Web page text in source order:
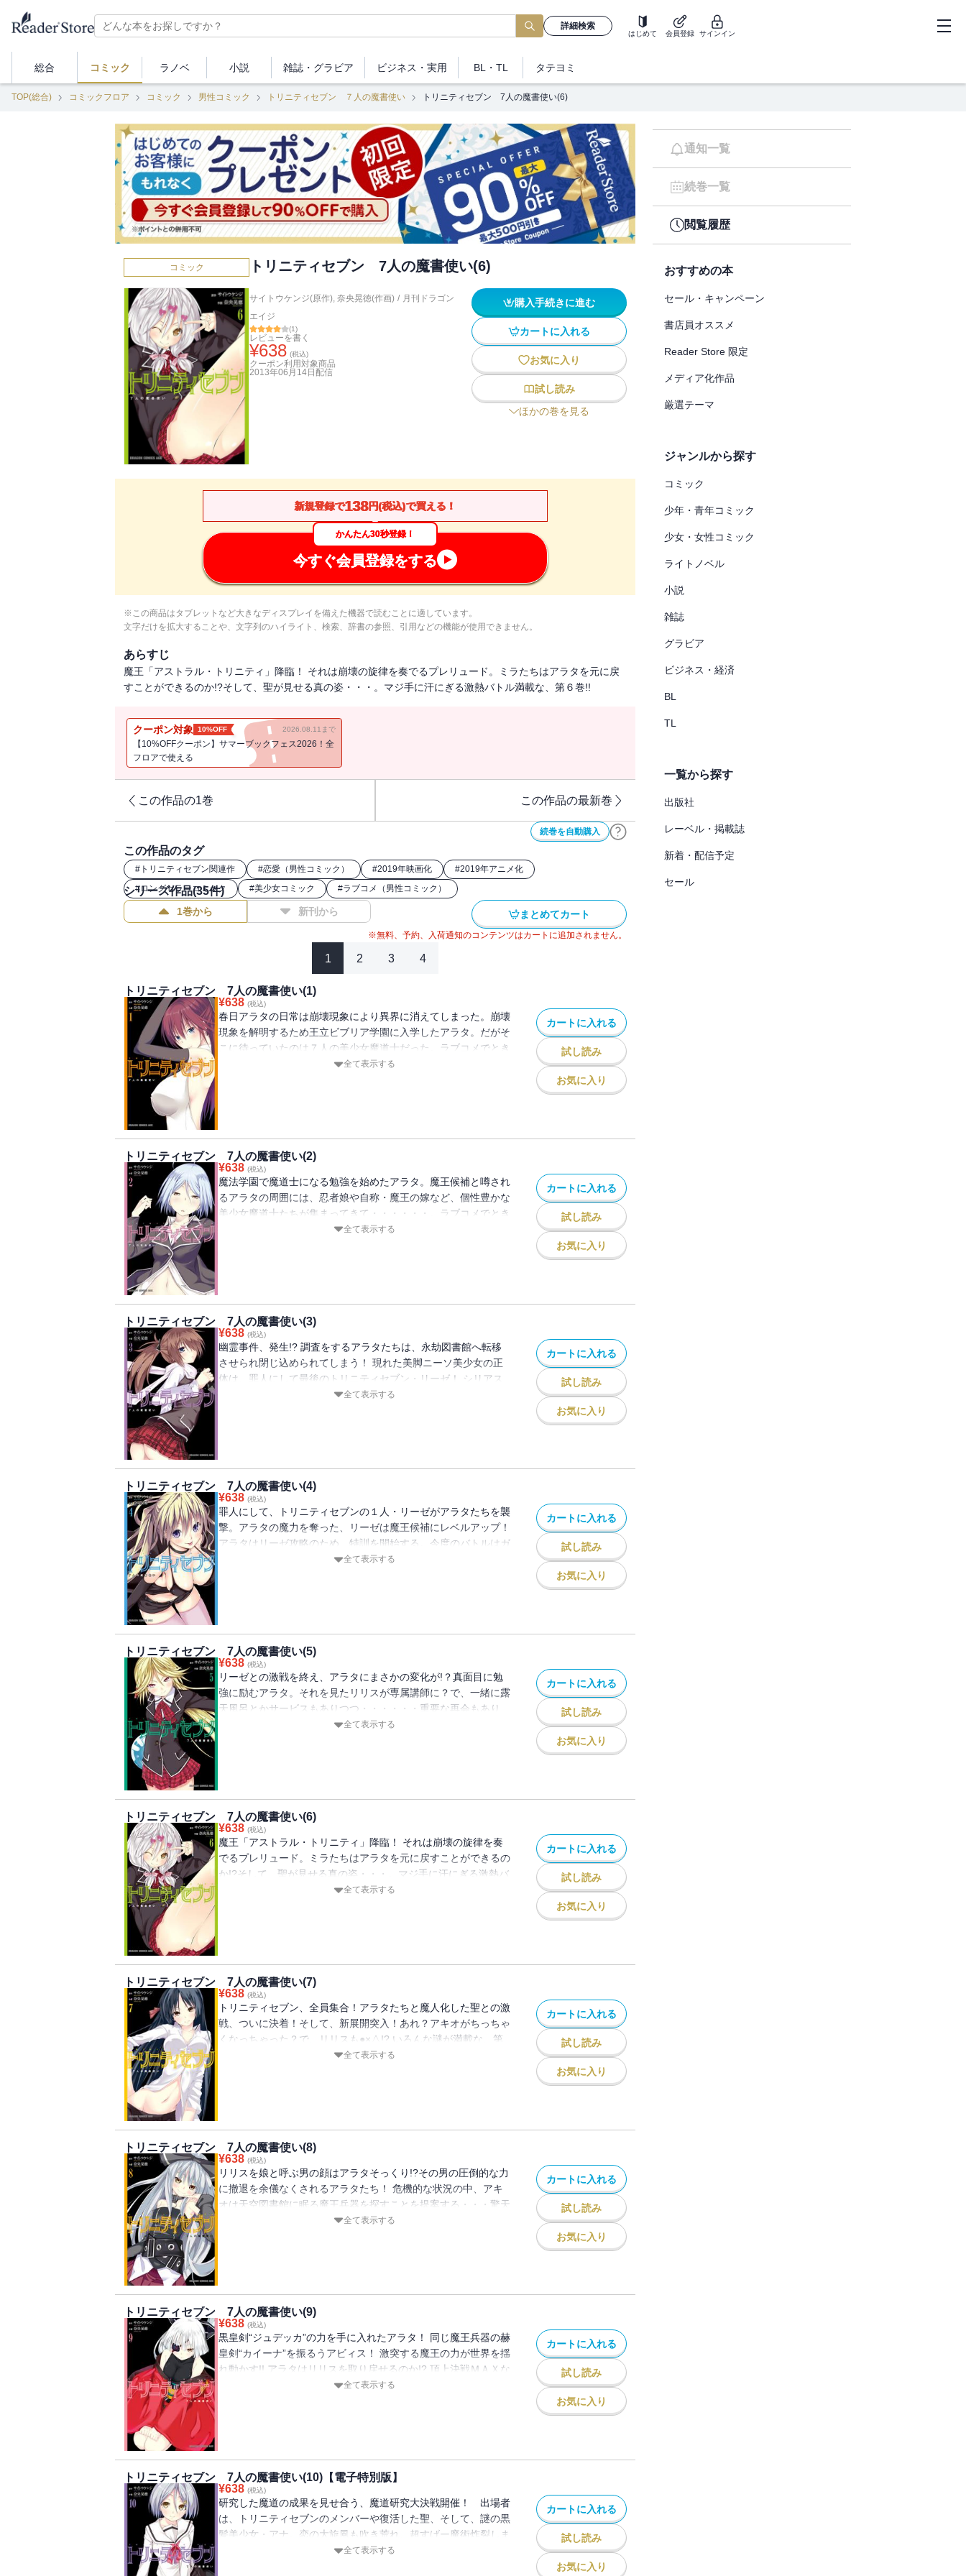
詳細検索
はじめて 会員登録 サインイン
総合 コミック ラノベ 小説 雑誌・ グラビア ビジネス ・実用 BL・TL タテヨミ
TOP(総合) コミックフロア コミック 男性コミック トリニティセブン ７人の魔書使い トリニティセブン 7人の魔書使い(6)
コミック トリニティセブン 7人の魔書使い(6)
サイトウケンジ(原作), 奈央晃徳(作画) / 月刊ドラゴン
エイジ
(1)
レビューを書く
¥638 (税込)
クーポン利用対象商品
2013年06月14日 配信
購入手続きに進む
カートに入れる
お気に入り
試し読み
ほかの巻を見る
新規登録で138円(税込)で買える！
かんたん30秒登録！
今すぐ会員登録をする
※この商品はタブレットなど大きなディスプレイを備えた機器で読むことに適しています。
文字だけを拡大することや、文字列のハイライト、検索、辞書の参照、引用などの機能が使用できません。
あらすじ
魔王「アストラル・トリニティ」降臨！ それは崩壊の旋律を奏でるプレリュード。ミラたちはアラタを元に戻
すことができるのか!?そして、聖が見せる真の姿・・・。マジ手に汗にぎる激熱バトル満載な、第６巻!!
クーポン対象 10%OFF 2026.08.11まで
【10%OFFクーポン】サマーブックフェス2026！全
フロアで使える
この作品の1巻 この作品の最新巻
続巻を自動購入
この作品のタグ
# トリニティセブン関連作 #恋愛（男性コミック） #2019年映画化 #2019年アニメ化
#ロングセラーコミック #美少女コミック #ラブコメ（男性コミック）
シリーズ作品(35件)
1巻から 新刊から まとめてカート
※無料、予約、入荷通知のコンテンツはカートに追加されません。
1 2 3 4
トリニティセブン 7人の魔書使い(1)
¥638 (税込)
春日アラタの日常は崩壊現象により異界に消えてしまった。崩壊
現象を解明するため王立ビブリア学園に入学したアラタ。だがそ
こに待っていたのは７人の美少女魔道士だった。ラブコメでとき
どきシリアスな魔法学園物語全て表示する
カートに入れる
試し読み
お気に入り
トリニティセブン 7人の魔書使い(2)
¥638 (税込)
魔法学園で魔道士になる勉強を始めたアラタ。魔王候補と噂され
るアラタの周囲には、忍者娘や自称・魔王の嫁など、個性豊かな
美少女魔道士たちが集まってきて・・・・・・。ラブコメでとき
どきシリアスな魔法学園物語。全て表示する
カートに入れる
試し読み
お気に入り
トリニティセブン 7人の魔書使い(3)
¥638 (税込)
幽霊事件、発生!? 調査をするアラタたちは、永劫図書館へ転移
させられ閉じ込められてしまう！ 現れた美脚ニーソ美少女の正
体は、罪人にして最後のトリニティセブン・リーゼ！ シリアス
展開突入でドキドキも全開!?全て表示する
カートに入れる
試し読み
お気に入り
トリニティセブン 7人の魔書使い(4)
¥638 (税込)
罪人にして、トリニティセブンの１人・リーゼがアラタたちを襲
撃。アラタの魔力を奪った、リーゼは魔王候補にレベルアップ！
アラタはリーゼ攻略のため、特訓を開始する。今度のバトルはガ
全て表示する
カートに入れる
試し読み
お気に入り
トリニティセブン 7人の魔書使い(5)
¥638 (税込)
リーゼとの激戦を終え、アラタにまさかの変化が!？真面目に勉
強に励むアラタ。それを見たリリスが専属講師に？で、一緒に露
天風呂とかサービスもありつつ・・・・・・重要な再会もあり
で、シリアスも全開な第５巻!!全て表示する
カートに入れる
試し読み
お気に入り
トリニティセブン 7人の魔書使い(6)
¥638 (税込)
魔王「アストラル・トリニティ」降臨！ それは崩壊の旋律を奏
でるプレリュード。ミラたちはアラタを元に戻すことができるの
か!?そして、聖が見せる真の姿・・・。マジ手に汗にぎる激熱バ
全て表示する
カートに入れる
試し読み
お気に入り
トリニティセブン 7人の魔書使い(7)
¥638 (税込)
トリニティセブン、全員集合！アラタたちと魔人化した聖との激
戦、ついに決着！そして、新展開突入！あれ？アキオがちっちゃ
くなっちゃった？で、リリスも●×△!? いろんな謎が満載な、第
全て表示する
カートに入れる
試し読み
お気に入り
トリニティセブン 7人の魔書使い(8)
¥638 (税込)
リリスを娘と呼ぶ男の顔はアラタそっくり!?その男の圧倒的な力
に撤退を余儀なくされるアラタたち！ 危機的な状況の中、アキ
オは天空図書館に眠る魔王兵器を探すことを提案する・・・驚天
全て表示する
カートに入れる
試し読み
お気に入り
トリニティセブン 7人の魔書使い(9)
¥638 (税込)
黒皇剣“ジュデッカ”の力を手に入れたアラタ！ 同じ魔王兵器の赫
皇剣“カイーナ”を振るうアビィス！ 激突する魔王の力が世界を揺
れ動かす!! アラタはリリスを取り戻せるのか!? 頂上決戦ＭＡＸな
全て表示する
カートに入れる
試し読み
お気に入り
トリニティセブン 7人の魔書使い(10)【電子特別版】
¥638 (税込)
研究した魔道の成果を見せ合う、魔道研究大決戦開催！ 出場者
は、トリニティセブンのメンバーや復活した聖、そして、謎の黒
髪美少女・アナ。恋の大旋風も吹き荒れ、超すげー魔術炸裂しま
くりな嵐の第10巻!! 電子限定版はコミックス未収録のスペシャ
全て表示する
カートに入れる
試し読み
お気に入り
通知一覧
続巻一覧
閲覧履歴
おすすめの本
セール・キャンペーン
書店員オススメ
Reader Store 限定
メディア化作品
厳選テーマ
ジャンルから探す
コミック
少年・青年コミック
少女・女性コミック
ライトノベル
小説
雑誌
グラビア
ビジネス・経済
BL
TL
一覧から探す
出版社
レーベル・掲載誌
新着・配信予定
セール